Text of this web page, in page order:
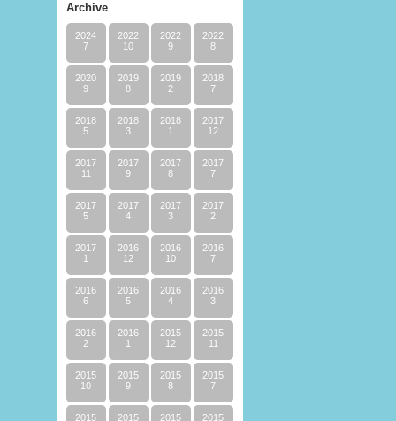
Archive
2024
7
2022
10
2022
9
2022
8
2020
9
2019
8
2019
2
2018
7
2018
5
2018
3
2018
1
2017
12
2017
11
2017
9
2017
8
2017
7
2017
5
2017
4
2017
3
2017
2
2017
1
2016
12
2016
10
2016
7
2016
6
2016
5
2016
4
2016
3
2016
2
2016
1
2015
12
2015
11
2015
10
2015
9
2015
8
2015
7
2015
2015
2015
2015